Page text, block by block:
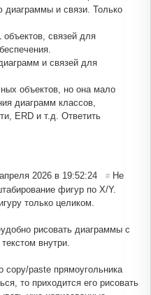
диаграммы и связи. Только
объектов, связей для
и связей для
объектов, но она мало
диаграмм классов,
ERD и т.д. Ответить
2026 в 19:52:24 # Не
фигур по X/Y.
только целиком.
рисовать диаграммы с
внутри.
copy/paste прямоугольника
то приходится его рисовать